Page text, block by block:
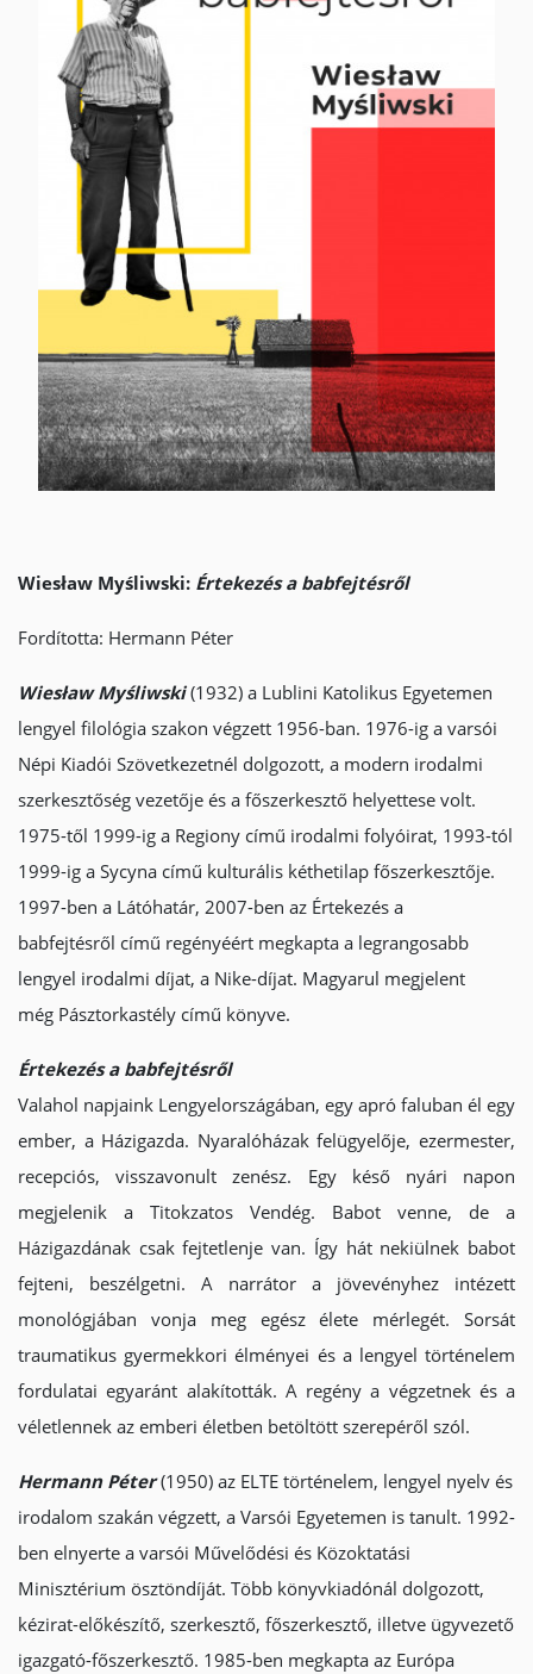
Wiesław Myśliwski: Értekezés a babfejtésről
Fordította: Hermann Péter
Wiesław Myśliwski (1932) a Lublini Katolikus Egyetemen
lengyel filológia szakon végzett 1956-ban. 1976-ig a varsói
Népi Kiadói Szövetkezetnél dolgozott, a modern irodalmi
szerkesztőség vezetője és a főszerkesztő helyettese volt.
1975-től 1999-ig a Regiony című irodalmi folyóirat, 1993-tól
1999-ig a Sycyna című kulturális kéthetilap főszerkesztője.
1997-ben a Látóhatár, 2007-ben az Értekezés a
babfejtésről című regényéért megkapta a legrangosabb
lengyel irodalmi díjat, a Nike-díjat. Magyarul megjelent
még Pásztorkastély című könyve.
Értekezés a babfejtésről
Valahol napjaink Lengyelországában, egy apró faluban él egy
ember, a Házigazda. Nyaralóházak felügyelője, ezermester,
recepciós, visszavonult zenész. Egy késő nyári napon
megjelenik a Titokzatos Vendég. Babot venne, de a
Házigazdának csak fejtetlenje van. Így hát nekiülnek babot
fejteni, beszélgetni. A narrátor a jövevényhez intézett
monológjában vonja meg egész élete mérlegét. Sorsát
traumatikus gyermekkori élményei és a lengyel történelem
fordulatai egyaránt alakították. A regény a végzetnek és a
véletlennek az emberi életben betöltött szerepéről szól.
Hermann Péter(1950) az ELTE történelem, lengyel nyelv és
irodalom szakán végzett, a Varsói Egyetemen is tanult. 1992-
ben elnyerte a varsói Művelődési és Közoktatási
Minisztérium ösztöndíját. Több könyvkiadónál dolgozott,
kézirat-előkészítő, szerkesztő, főszerkesztő, illetve ügyvezető
igazgató-főszerkesztő. 1985-ben megkapta az Európa